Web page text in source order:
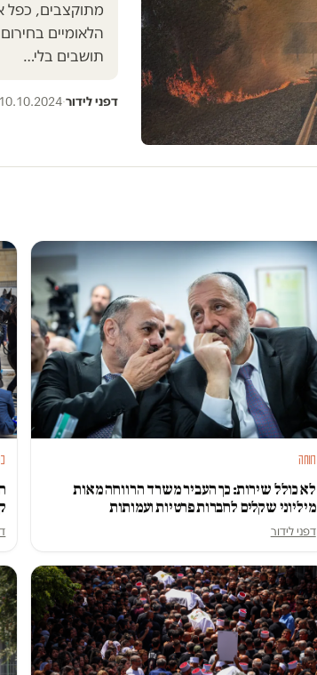
מתוקצבים, כפל
הלאומיים
תושבים בלי…
דפני לידור·
10.10.2024
רווחה
לא כולל שירות: כך העביר משרד הרווחה מאות
מיליוני שקלים לחברות פרטיות ועמותות
דפני לידור